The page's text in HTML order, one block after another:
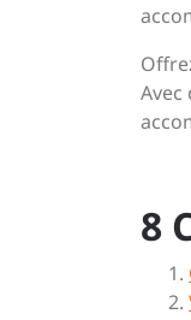
Avec
8